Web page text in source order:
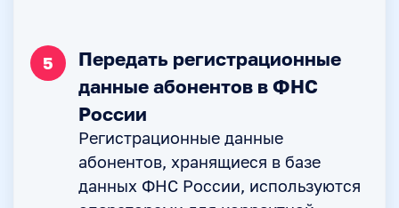
5
Передать регистрационные
данные абонентов в ФНС
России
Регистрационные данные
абонентов, хранящиеся в базе
данных ФНС России, используются